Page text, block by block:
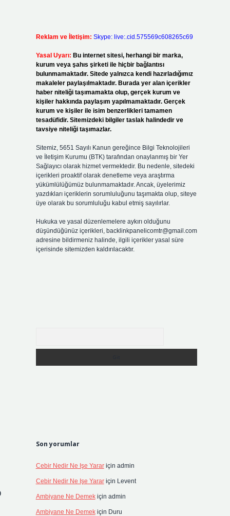
Reklam ve İletişim: Skype: live:.cid.575569c608265c69
Yasal Uyarı: Bu internet sitesi, herhangi bir marka,
kurum veya şahıs şirketi ile hiçbir bağlantısı
bulunmamaktadır. Sitede yalnızca kendi hazırladığımız
makaleler paylaşılmaktadır. Burada yer alan içerikler
haber niteliği taşımamakta olup, gerçek kurum ve
kişiler hakkında paylaşım yapılmamaktadır. Gerçek
kurum ve kişiler ile isim benzerlikleri tamamen
tesadüfidir. Sitemizdeki bilgiler taslak halindedir ve
tavsiye niteliği taşımazlar.
Sitemiz, 5651 Sayılı Kanun gereğince Bilgi Teknolojileri
ve İletişim Kurumu (BTK) tarafından onaylanmış bir Yer
Sağlayıcı olarak hizmet vermektedir. Bu nedenle, sitedeki
içerikleri proaktif olarak denetleme veya araştırma
yükümlülüğümüz bulunmamaktadır. Ancak, üyelerimiz
yazdıkları içeriklerin sorumluluğunu taşımakta olup, siteye
üye olarak bu sorumluluğu kabul etmiş sayılırlar.
Hukuka ve yasal düzenlemelere aykırı olduğunu
düşündüğünüz içerikleri, backlinkpanelicomtr@gmail.com
adresine bildirmeniz halinde, ilgili içerikler yasal süre
içerisinde sitemizden kaldırılacaktır.
Son yorumlar
Cebir Nedir Ne Işe Yarariçin admin
Cebir Nedir Ne Işe Yarariçin Levent
Ambiyane Ne Demekiçin admin
Ambiyane Ne Demekiçin Duru